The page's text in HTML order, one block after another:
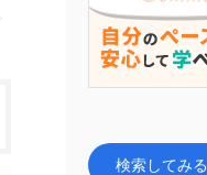
検索してみる